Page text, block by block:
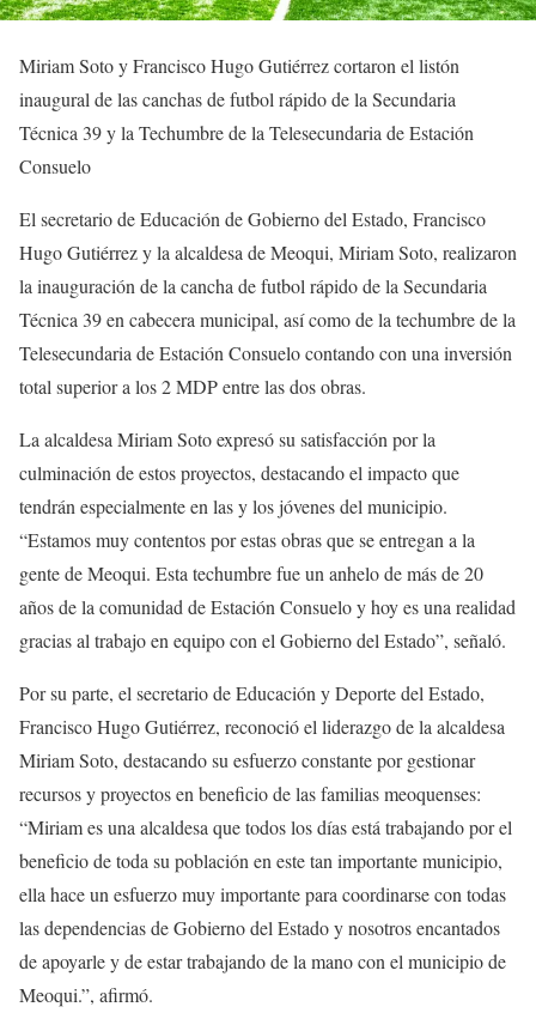
Miriam Soto y Francisco Hugo Gutiérrez cortaron el listón
inaugural de las canchas de futbol rápido de la Secundaria
Técnica 39 y la Techumbre de la Telesecundaria de Estación
Consuelo
El secretario de Educación de Gobierno del Estado, Francisco
Hugo Gutiérrez y la alcaldesa de Meoqui, Miriam Soto, realizaron
la inauguración de la cancha de futbol rápido de la Secundaria
Técnica 39 en cabecera municipal, así como de la techumbre de la
Telesecundaria de Estación Consuelo contando con una inversión
total superior a los 2 MDP entre las dos obras.
La alcaldesa Miriam Soto expresó su satisfacción por la
culminación de estos proyectos, destacando el impacto que
tendrán especialmente en las y los jóvenes del municipio.
“Estamos muy contentos por estas obras que se entregan a la
gente de Meoqui. Esta techumbre fue un anhelo de más de 20
años de la comunidad de Estación Consuelo y hoy es una realidad
gracias al trabajo en equipo con el Gobierno del Estado”, señaló.
Por su parte, el secretario de Educación y Deporte del Estado,
Francisco Hugo Gutiérrez, reconoció el liderazgo de la alcaldesa
Miriam Soto, destacando su esfuerzo constante por gestionar
recursos y proyectos en beneficio de las familias meoquenses:
“Miriam es una alcaldesa que todos los días está trabajando por el
beneficio de toda su población en este tan importante municipio,
ella hace un esfuerzo muy importante para coordinarse con todas
las dependencias de Gobierno del Estado y nosotros encantados
de apoyarle y de estar trabajando de la mano con el municipio de
Meoqui.”, afirmó.